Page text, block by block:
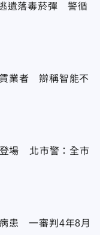
遺落毒菸彈 警循
業者 辯稱智能不
場 北市警：全市
患 一審判4年8月